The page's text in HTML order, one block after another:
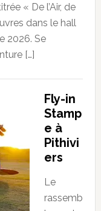
« De l’Air, de
dans le hall
2026. Se
[…]
Fly-in
Stamp
e à
Pithivi
ers
Le
rassemb